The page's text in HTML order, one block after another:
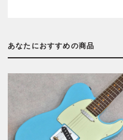
あなたにおすすめの商品